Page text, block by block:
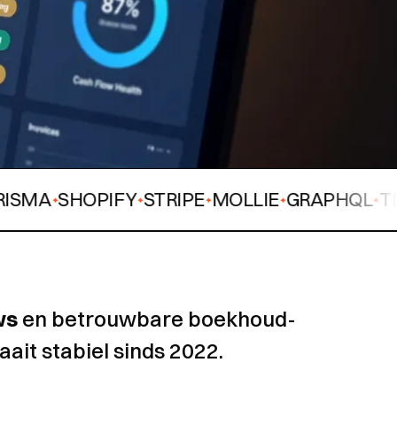
SHOPIFY✦STRIPE✦MOLLIE✦GRAPHQL✦TRPC✦
en betrouwbare boekhoud-
stabiel sinds 2022.